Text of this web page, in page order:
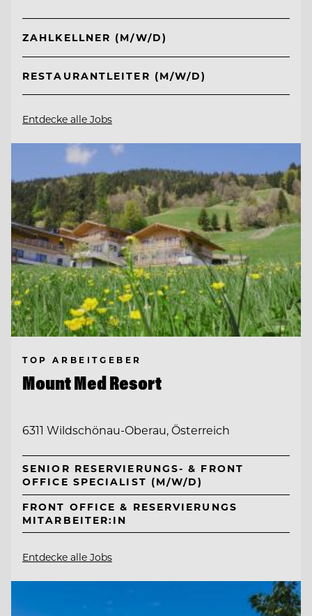
ZAHLKELLNER (M/W/D)
RESTAURANTLEITER (M/W/D)
Entdecke alle Jobs
TOP ARBEITGEBER
Mount Med Resort
6311 Wildschönau-Oberau, Österreich
SENIOR RESERVIERUNGS- & FRONT
OFFICE SPECIALIST (M/W/D)
FRONT OFFICE & RESERVIERUNGS
MITARBEITER:IN
Entdecke alle Jobs